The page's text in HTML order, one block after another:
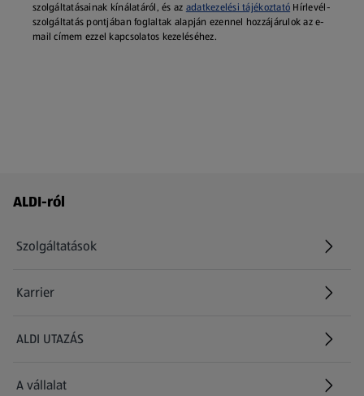
szolgáltatásainak kínálatáról, és az adatkezelési tájékoztató Hírlevél-
szolgáltatás pontjában foglaltak alapján ezennel hozzájárulok az e-
mail címem ezzel kapcsolatos kezeléséhez.
Láblécmenü - további linkek
ALDI-ról
Szolgáltatások
Karrier
(új oldalon nyílik meg)
ALDI UTAZÁS
(új oldalon nyílik meg)
A vállalat